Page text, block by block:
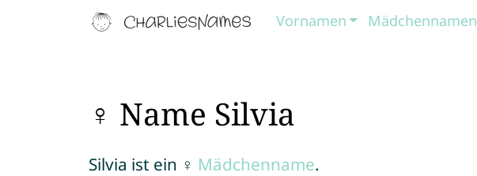
Vornamen Mädchennamen
♀ Name Silvia
Silvia ist ein ♀ Mädchenname.